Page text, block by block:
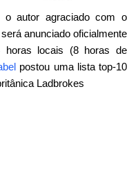
o autor agraciado com o
anunciado oficialmente
horas locais (8 horas de
postou uma lista top-10
Ladbrokes